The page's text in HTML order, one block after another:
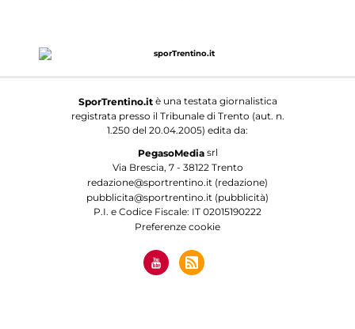
SporTrentino.itè una testata giornalistica
registrata presso il Tribunale di Trento (aut. n.
1.250 del 20.04.2005) edita da:
PegasoMediasrl
Via Brescia, 7 - 38122 Trento
redazione@sportrentino.it (redazione)
pubblicita@sportrentino.it (pubblicità)
P.I. e Codice Fiscale: IT 02015190222
Preferenze cookie